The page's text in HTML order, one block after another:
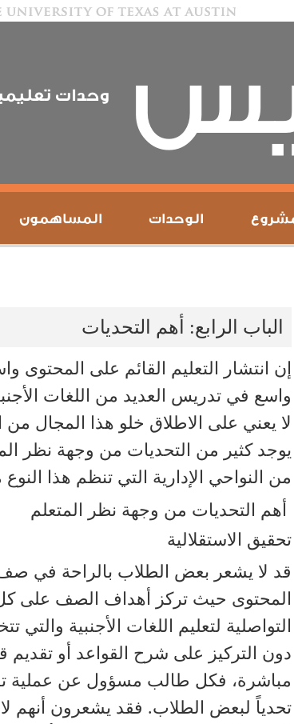
وحدات
الوحدات المساهمون
الباب الرابع: أهم التحديات
إن انتشار التعليم القائم على المحتوى
واسع في تدريس العديد من اللغات
لا يعني على الاطلاق خلو هذا المجال
يوجد كثير من التحديات من وجهة نظر
من النواحي الإدارية التي تنظم هذا النوع
أهم التحديات من وجهة نظر المتعلم
تحقيق الاستقلالية
قد لا يشعر بعض الطلاب بالراحة في
المحتوى حيث تركز أهداف الصف على
التواصلية لتعليم اللغات الأجنبية والتي
دون التركيز على شرح القواعد أو تقديم
مباشرة، فكل طالب مسؤول عن عملية
تحدياً لبعض الطلاب. فقد يشعرون أنهم